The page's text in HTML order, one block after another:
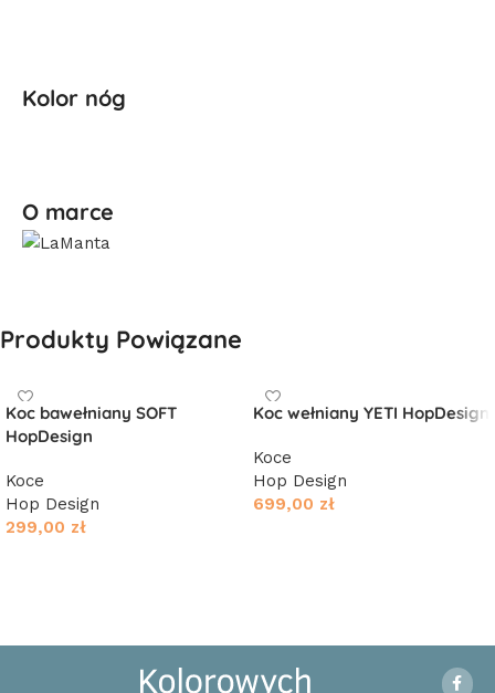
Kolor nóg
O marce
Produkty Powiązane
Koc bawełniany SOFT
HopDesign
Koce
Hop Design
299,00 zł
Koc wełniany YETI HopDesign
Koce
Hop Design
699,00 zł